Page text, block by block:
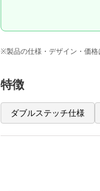
※製品の仕様・デザイン・価格
特徴
ダブルステッチ仕様